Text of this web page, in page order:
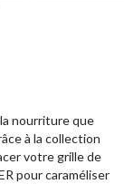
nourriture que
à la collection
votre grille de
pour caraméliser